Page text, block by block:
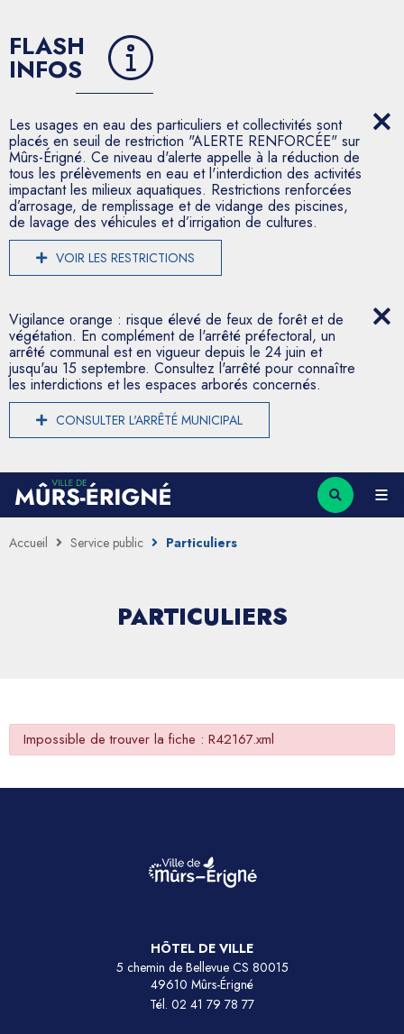
FLASH
INFOS
Les usages en eau des particuliers et collectivités sont
placés en seuil de restriction "ALERTE RENFORCÉE" sur
Mûrs-Érigné. Ce niveau d'alerte appelle à la réduction de
tous les prélèvements en eau et l'interdiction des activités
impactant les milieux aquatiques. Restrictions renforcées
d’arrosage, de remplissage et de vidange des piscines,
de lavage des véhicules et d’irrigation de cultures.
VOIR LES RESTRICTIONS
Vigilance orange : risque élevé de feux de forêt et de
végétation. En complément de l'arrêté préfectoral, un
arrêté communal est en vigueur depuis le 24 juin et
jusqu'au 15 septembre. Consultez l'arrêté pour connaître
les interdictions et les espaces arborés concernés.
CONSULTER L'ARRÊTÉ MUNICIPAL
Accueil Service public Particuliers
PARTICULIERS
Impossible de trouver la fiche : R42167.xml
HÔTEL DE VILLE
5 chemin de Bellevue CS 80015
49610 Mûrs-Érigné
Tél. 02 41 79 78 77